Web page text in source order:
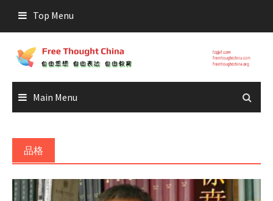
content
Top Menu
Main Menu
品格